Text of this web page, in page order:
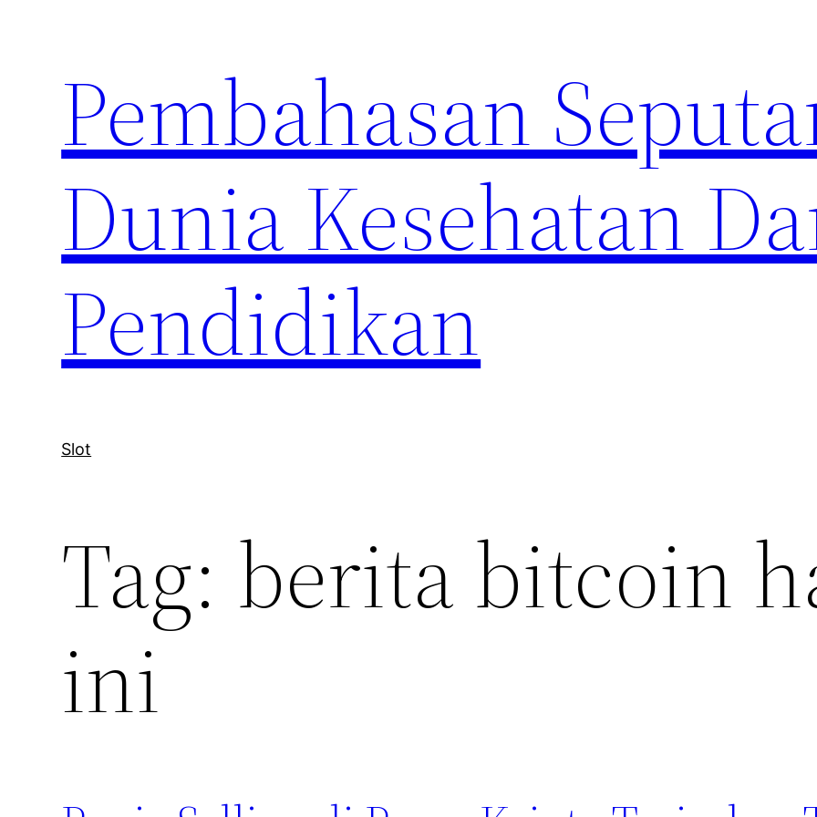
Pembahasan
Dunia Kesehatan
Pendidikan
Slot
Tag: berita bitcoin
ini